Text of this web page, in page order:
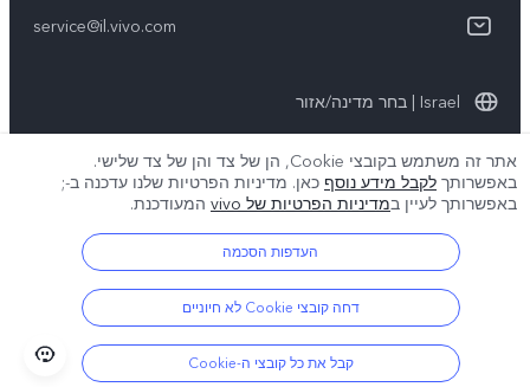
Y22s
תקנון שירות
אודותינו
תנאי הפרטיות של vivo
service@il.vivo.com
Israel | בחר מדינה/אזור
© 2026 vivo Mobile Communication Co., Ltd. כל הזכויות שמורות.
תמיכת פרטיות
אתר זה משתמש בקובצי Cookie, הן של צד והן של צד שלישי.
באפשרותך לקבל מידע נוסף כאן. מדיניות הפרטיות שלנו עדכנה ב-;
באפשרותך לעיין במדיניות הפרטיות של vivo המעודכנת.
העדפות הסכמה
דחה קובצי Cookie לא חיוניים
קבל את כל קובצי ה-Cookie